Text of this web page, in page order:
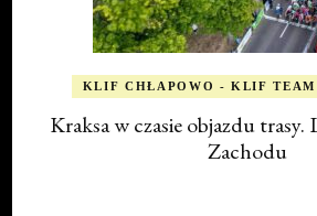
KLIF CHŁAPOWO - KLIF TEAM
Kraksa w czasie objazdu
Zachodu